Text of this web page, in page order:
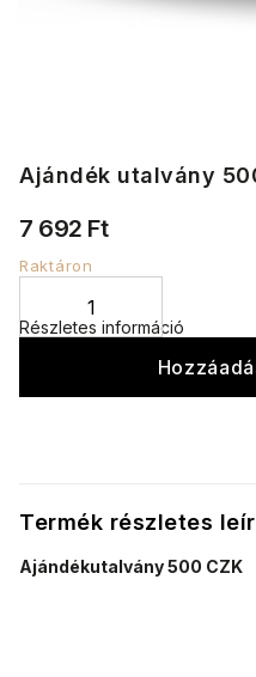
Ajándék utalvány
7 692 Ft
Raktáron
Részletes információ
Termék részletes
Ajándékutalvány 500 CZK